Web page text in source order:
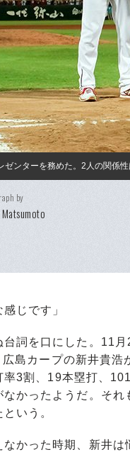
ンターを務めた。2人の関係
by
じです」
詞を口にした。11月
島カープの新井貴浩
3割、19本塁打、
かったようだ。そ
いう。
かった時期、新井は